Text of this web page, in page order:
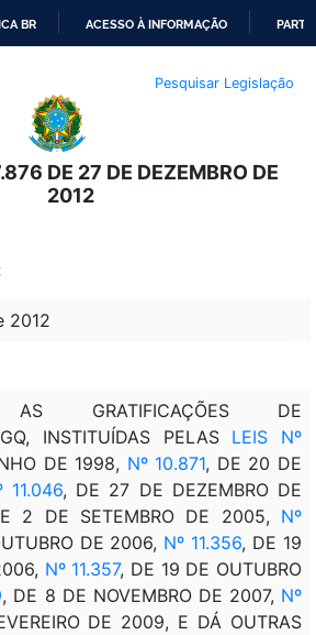
O
CONTEÚDO
BR ACESSO À INFORMAÇÃO
Pesquisar Legislação
DE 27 DE DEZEMBRO DE
2012
2012
AS GRATIFICAÇÕES DE
INSTITUÍDAS PELAS LEIS Nº
DE 1998, Nº 10.871, DE 20 DE
11.046, DE 27 DE DEZEMBRO DE
2 DE SETEMBRO DE 2005, Nº
DE 2006, Nº 11.356, DE 19
Nº 11.357, DE 19 DE OUTUBRO
, DE 8 DE NOVEMBRO DE 2007, Nº
DE 2009, E DÁ OUTRAS